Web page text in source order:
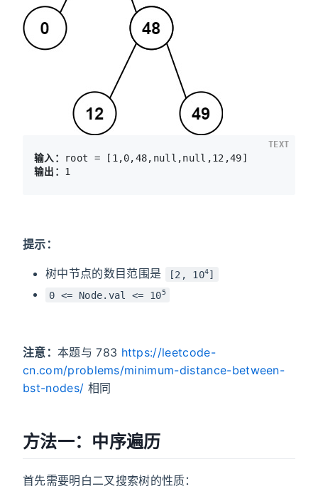
输入：
输出：
TEXT
提示：
树中节点的数目范围是 [2, 104]
0 <= Node.val <= 105
注意： 本题与 783 https://leetcode-
cn.com/problems/minimum-distance-between-
bst-nodes/ 相同
方法一：中序遍历
首先需要明白二叉搜索树的性质：